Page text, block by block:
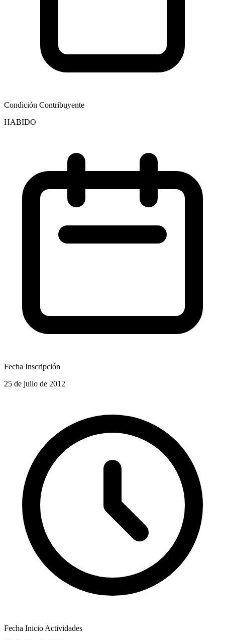
Condición Contribuyente
HABIDO
Fecha Inscripción
25 de julio de 2012
Fecha Inicio Actividades